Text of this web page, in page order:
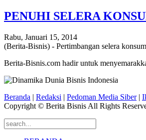
PENUHI SELERA
Rabu, Januari 15, 2014
(Berita-Bisnis) - Pertimbangan selera
Berita-Bisnis.com hadir untuk
Beranda | Redaksi | Pedoman Media Siber|
Copyright © Berita Bisnis All Rights